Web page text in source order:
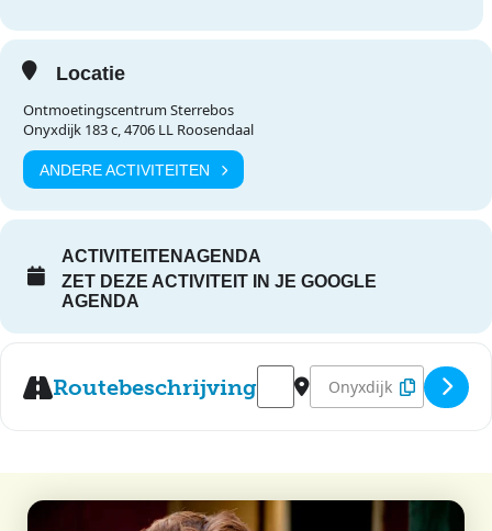
Locatie
Ontmoetingscentrum Sterrebos
Onyxdijk 183 c, 4706 LL Roosendaal
ANDERE ACTIVITEITEN
ACTIVITEITENAGENDA
ZET DEZE ACTIVITEIT IN JE GOOGLE
AGENDA
Routebeschrijving
Address - Speel-o-theek
Destination Address -